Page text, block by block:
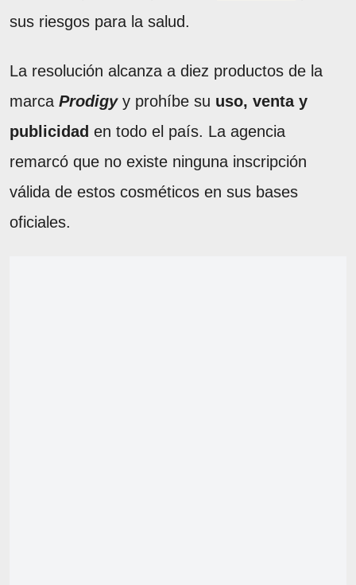
sus riesgos para la salud.
La resolución alcanza a diez productos de la
marca Prodigy y prohíbe su uso, venta y
publicidad en todo el país. La agencia
remarcó que no existe ninguna inscripción
válida de estos cosméticos en sus bases
oficiales.